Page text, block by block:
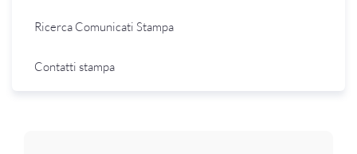
Ricerca Comunicati Stampa
Contatti stampa